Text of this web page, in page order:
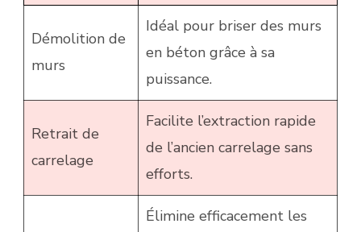
Démolition de
murs
Idéal pour briser des murs
en béton grâce à sa
puissance.
Retrait de
carrelage
Facilite l’extraction rapide
de l’ancien carrelage sans
efforts.
Élimine efficacement les